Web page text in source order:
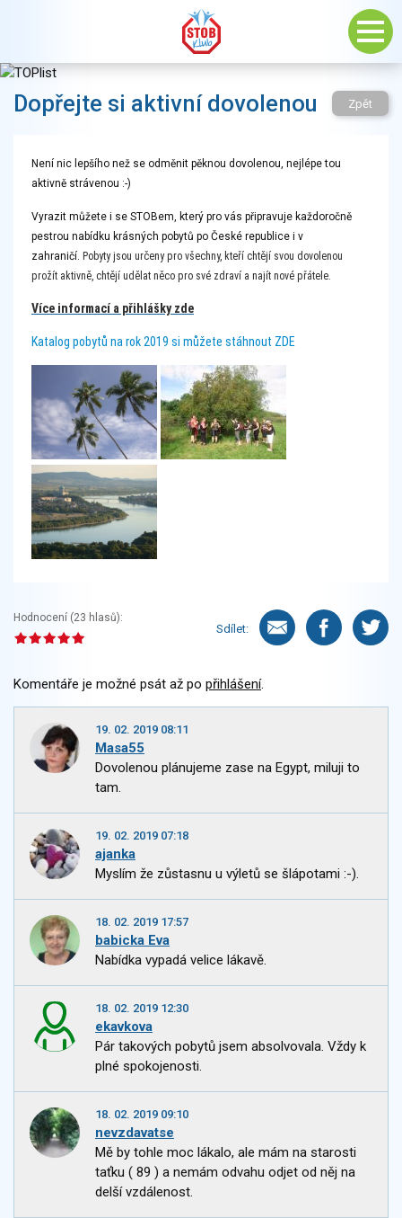
Dopřejte si aktivní dovolenou Zpět
Není nic lepšího než se odměnit pěknou dovolenou, nejlépe tou
aktivně strávenou :-)
Vyrazit můžete i se STOBem, který pro vás připravuje každoročně
pestrou nabídku krásných pobytů po České republice i v
zahraničí. Pobyty jsou určeny pro všechny, kteří chtějí svou dovolenou
prožít aktivně, chtějí udělat něco pro své zdraví a najít nové přátele.
Více informací a přihlášky zde
Katalog pobytů na rok 2019 si můžete stáhnout ZDE
Hodnocení (23 hlasů):
Sdílet:
Komentáře je možné psát až po přihlášení.
19. 02. 2019 08:11
Masa55
Dovolenou plánujeme zase na Egypt, miluji to
tam.
19. 02. 2019 07:18
ajanka
Myslím že zůstasnu u výletů se šlápotami :-).
18. 02. 2019 17:57
babicka Eva
Nabídka vypadá velice lákavě.
18. 02. 2019 12:30
ekavkova
Pár takových pobytů jsem absolvovala. Vždy k
plné spokojenosti.
18. 02. 2019 09:10
nevzdavatse
Mě by tohle moc lákalo, ale mám na starosti
taťku ( 89 ) a nemám odvahu odjet od něj na
delší vzdálenost.